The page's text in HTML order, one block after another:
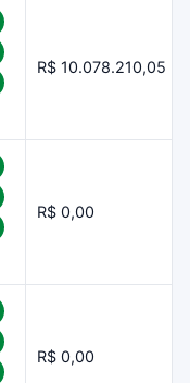
R$ 10.078.210,05
R$ 0,00
R$ 0,00